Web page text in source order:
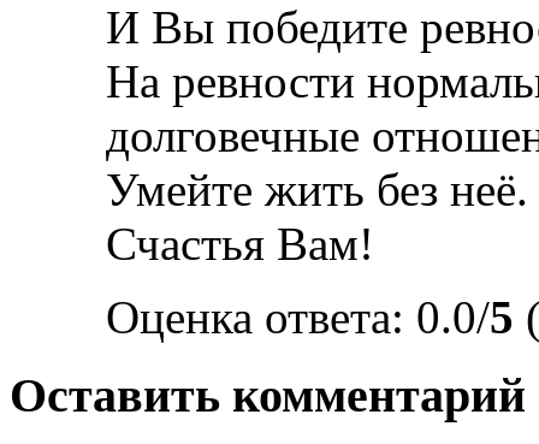
И Вы победите
На ревности
долговечные
Умейте жить без неё.
Счастья Вам!
Оценка ответа: 0.0/5
Оставить комментарий